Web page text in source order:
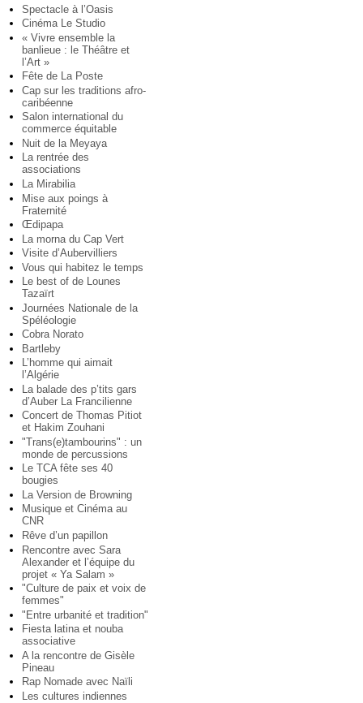
Spectacle à l’Oasis
Cinéma Le Studio
« Vivre ensemble la
banlieue : le Théâtre et
l’Art »
Fête de La Poste
Cap sur les traditions afro-
caribéenne
Salon international du
commerce équitable
Nuit de la Meyaya
La rentrée des
associations
La Mirabilia
Mise aux poings à
Fraternité
Œdipapa
La morna du Cap Vert
Visite d’Aubervilliers
Vous qui habitez le temps
Le best of de Lounes
Tazaïrt
Journées Nationale de la
Spéléologie
Cobra Norato
Bartleby
L’homme qui aimait
l’Algérie
La balade des p’tits gars
d’Auber La Francilienne
Concert de Thomas Pitiot
et Hakim Zouhani
"Trans(e)tambourins" : un
monde de percussions
Le TCA fête ses 40
bougies
La Version de Browning
Musique et Cinéma au
CNR
Rêve d’un papillon
Rencontre avec Sara
Alexander et l’équipe du
projet « Ya Salam »
"Culture de paix et voix de
femmes"
"Entre urbanité et tradition"
Fiesta latina et nouba
associative
A la rencontre de Gisèle
Pineau
Rap Nomade avec Naïli
Les cultures indiennes